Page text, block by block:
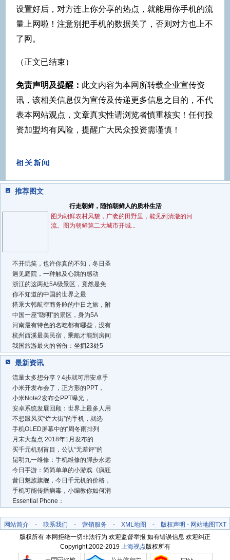
设置好后，对方连上你分享的热点，就能用你手机的流
量上网啦！注意别把手机的数据关了，否则对方也上不
了网。
（正文已结束）
免责声明及提醒： 此文内容为本网所转载企业宣传资
讯，该相关信息仅为宣传及传递更多信息之目的，不代
表本网站观点，文章真实性请浏览者慎重核实！任何投
资加盟均有风险，提醒广大民众投资需谨慎！
推荐图文
行走朝鲜，随拍朝鲜人的质朴生活
图为朝鲜农村风貌，广袤的田野里，能见到清澈的河
流。图为朝鲜第二大城市开城...
不开玩笑，也许你真的不知，冬日圣
遇见庭院，一种触及心跳的感动
浙江的这两处5A级景区，竟然是免
你不知道的中国的世界之最
搭乘大韩航空商务舱的中日之旅，附
中国一座“聪明”的景区，身为5A
河南最有特色的名吃都有哪些，没有
杭州西溪最美民宿，乘船才能到房间
我国旅游最火的省份：坐拥23处5
最新资讯
流量太多想分享？4步就可用安卓手
小米开发布会了，正方形的PPT，
小米Note2发布会PPT曝光，
安卓系统发展回顾：世界上最多人用
不想跟风买“烂大街”的手机，就选
手机OLED屏幕中的“周冬雨排列
月末大盘点 2018年1月发布的
买千元机别盲目，公认“无差评”的
昆明九一维修：手机维修的脚步永远
今日手游：简简单单的小游戏《疯狂
昔日魅族旗舰，今日千元机的价格，
手机可能传播病毒，小编教你如何消
Essential Phone：
网站简介- 联系我们 - 营销服务 - XML地图 - 版权声明 - 网站地图TXT
版权所有 本网拒绝一切非法行为 欢迎监督举报 如有错误信息 欢迎纠正
Copyright.2002-2019
上海视点版权所有